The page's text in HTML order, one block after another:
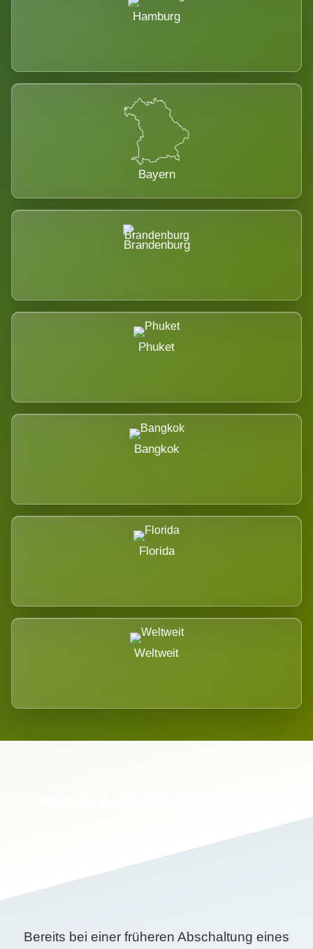
Hamburg
Bayern
Brandenburg
Phuket
Bangkok
Florida
Weltweit
Bereits bei einer früheren Abschaltung eines